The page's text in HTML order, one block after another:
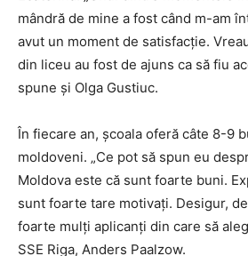
mândră de mine a fost când m-am
avut un moment de satisfacție.
din liceu au fost de ajuns ca să fiu
spune și Olga Gustiuc.
În fiecare an, școala oferă câte 8-9
moldoveni. „Ce pot să spun eu
Moldova este că sunt foarte buni.
sunt foarte tare motivați. Desigur,
foarte mulți aplicanți din care să
SSE Riga, Anders Paalzow.